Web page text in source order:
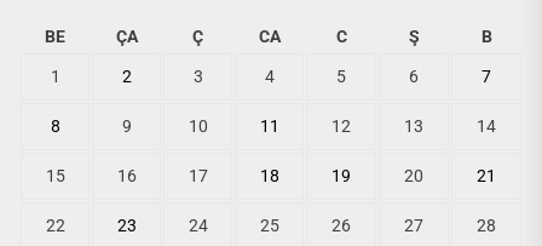
BE ÇA Ç CA C Ş B
1 2 3 4 5 6 7
8 9 10 11 12 13 14
15 16 17 18 19 20 21
22 23 24 25 26 27 28